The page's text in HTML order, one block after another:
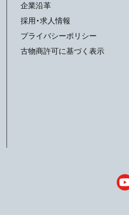
企業沿革
採用・求人情報
プライバシーポリシー
古物商許可に基づく表示